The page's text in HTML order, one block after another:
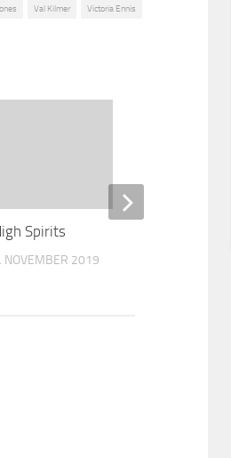
Val Kilmer Victoria Ennis
Spirits
NOVEMBER 2019